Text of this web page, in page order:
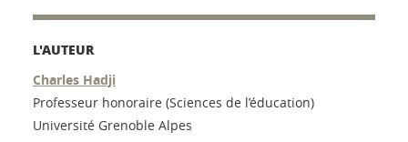
L'AUTEUR
Charles Hadji
Professeur honoraire (Sciences de l’éducation)
Université Grenoble Alpes